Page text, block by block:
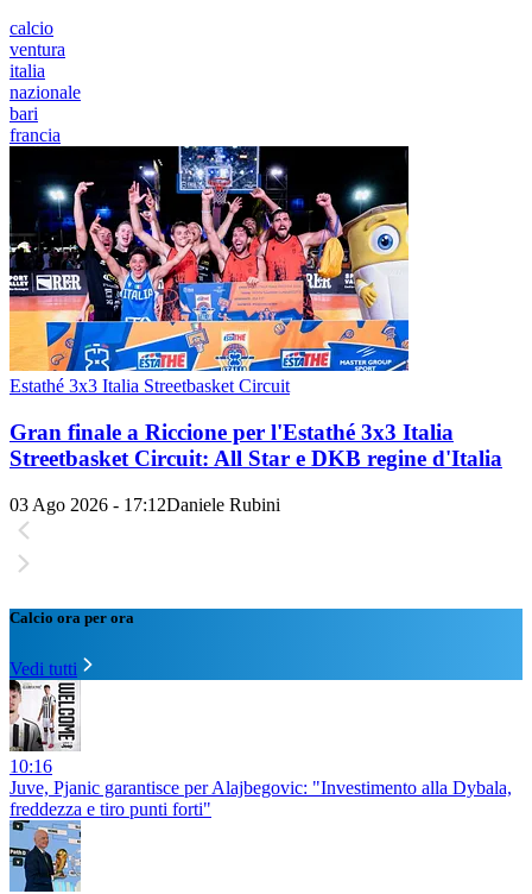
calcio
ventura
italia
nazionale
bari
francia
Estathé 3x3 Italia Streetbasket Circuit
Gran finale a Riccione per l'Estathé 3x3 Italia
Streetbasket Circuit: All Star e DKB regine d'Italia
03 Ago 2026 - 17:12Daniele Rubini
Calcio ora per ora
Vedi tutti
10:16
Juve, Pjanic garantisce per Alajbegovic: "Investimento alla Dybala,
freddezza e tiro punti forti"